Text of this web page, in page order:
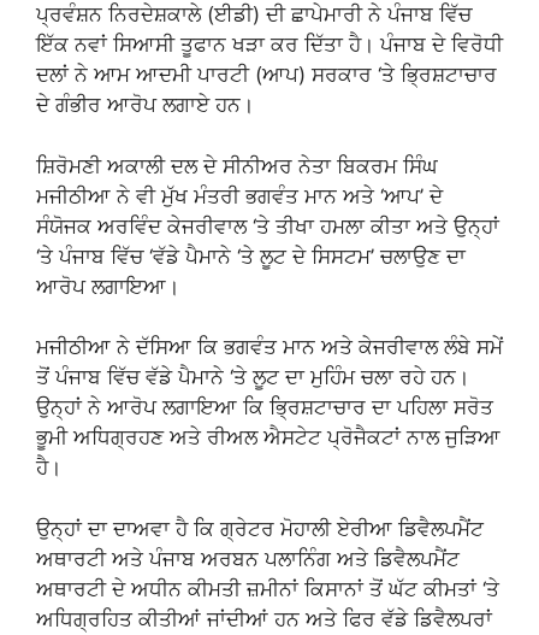
ਪ੍ਰਵੰਸ਼ਨ ਨਿਰਦੇਸ਼ਕਾਲੇ (ਈਡੀ) ਦੀ ਛਾਪੇਮਾਰੀ ਨੇ ਪੰਜਾਬ ਵਿੱਚ
ਇੱਕ ਨਵਾਂ ਸਿਆਸੀ ਤੂਫਾਨ ਖੜਾ ਕਰ ਦਿੱਤਾ ਹੈ। ਪੰਜਾਬ ਦੇ ਵਿਰੋਧੀ
ਦਲਾਂ ਨੇ ਆਮ ਆਦਮੀ ਪਾਰਟੀ (ਆਪ) ਸਰਕਾਰ ‘ਤੇ ਭ੍ਰਿਸ਼ਟਾਚਾਰ
ਦੇ ਗੰਭੀਰ ਆਰੋਪ ਲਗਾਏ ਹਨ।
ਸ਼ਿਰੋਮਣੀ ਅਕਾਲੀ ਦਲ ਦੇ ਸੀਨੀਅਰ ਨੇਤਾ ਬਿਕਰਮ ਸਿੰਘ
ਮਜੀਠੀਆ ਨੇ ਵੀ ਮੁੱਖ ਮੰਤਰੀ ਭਗਵੰਤ ਮਾਨ ਅਤੇ ‘ਆਪ’ ਦੇ
ਸੰਯੋਜਕ ਅਰਵਿੰਦ ਕੇਜਰੀਵਾਲ ‘ਤੇ ਤੀਖਾ ਹਮਲਾ ਕੀਤਾ ਅਤੇ ਉਨ੍ਹਾਂ
‘ਤੇ ਪੰਜਾਬ ਵਿੱਚ ‘ਵੱਡੇ ਪੈਮਾਨੇ ‘ਤੇ ਲੂਟ ਦੇ ਸਿਸਟਮ’ ਚਲਾਉਣ ਦਾ
ਆਰੋਪ ਲਗਾਇਆ।
ਮਜੀਠੀਆ ਨੇ ਦੱਸਿਆ ਕਿ ਭਗਵੰਤ ਮਾਨ ਅਤੇ ਕੇਜਰੀਵਾਲ ਲੰਬੇ ਸਮੇਂ
ਤੋਂ ਪੰਜਾਬ ਵਿੱਚ ਵੱਡੇ ਪੈਮਾਨੇ ‘ਤੇ ਲੂਟ ਦਾ ਮੁਹਿੰਮ ਚਲਾ ਰਹੇ ਹਨ।
ਉਨ੍ਹਾਂ ਨੇ ਆਰੋਪ ਲਗਾਇਆ ਕਿ ਭ੍ਰਿਸ਼ਟਾਚਾਰ ਦਾ ਪਹਿਲਾ ਸਰੋਤ
ਭੂਮੀ ਅਧਿਗ੍ਰਹਣ ਅਤੇ ਰੀਅਲ ਐਸਟੇਟ ਪ੍ਰੋਜੈਕਟਾਂ ਨਾਲ ਜੁੜਿਆ
ਹੈ।
ਉਨ੍ਹਾਂ ਦਾ ਦਾਅਵਾ ਹੈ ਕਿ ਗ੍ਰੇਟਰ ਮੋਹਾਲੀ ਏਰੀਆ ਡਿਵੈਲਪਮੈਂਟ
ਅਥਾਰਟੀ ਅਤੇ ਪੰਜਾਬ ਅਰਬਨ ਪਲਾਨਿੰਗ ਅਤੇ ਡਿਵੈਲਪਮੈਂਟ
ਅਥਾਰਟੀ ਦੇ ਅਧੀਨ ਕੀਮਤੀ ਜ਼ਮੀਨਾਂ ਕਿਸਾਨਾਂ ਤੋਂ ਘੱਟ ਕੀਮਤਾਂ ‘ਤੇ
ਅਧਿਗ੍ਰਹਿਤ ਕੀਤੀਆਂ ਜਾਂਦੀਆਂ ਹਨ ਅਤੇ ਫਿਰ ਵੱਡੇ ਡਿਵੈਲਪਰਾਂ